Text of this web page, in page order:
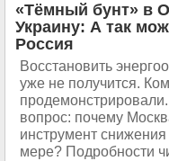
«Тёмный бунт» в
Украину: А так
Россия
Восстановить
уже не получится.
вопрос: почему
инструмент
мере? Подробности